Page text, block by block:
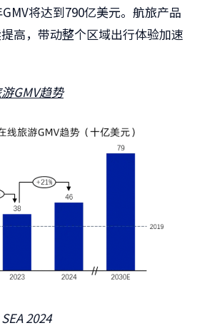
将达到790亿美元。航旅产品
高，带动整个区域出行体验加速
GMV趋势
2024